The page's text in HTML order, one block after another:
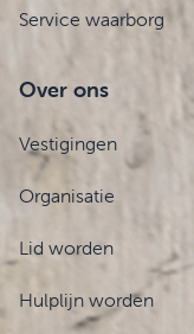
Service waarborg
Over ons
Vestigingen
Organisatie
Lid worden
Hulplijn worden